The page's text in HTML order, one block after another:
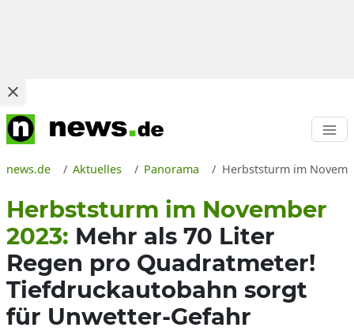
news.de Aktuelles Panorama Herbststurm im
Herbststurm im November
2023: Mehr als 70 Liter
Regen pro Quadratmeter!
Tiefdruckautobahn sorgt
für Unwetter-Gefahr